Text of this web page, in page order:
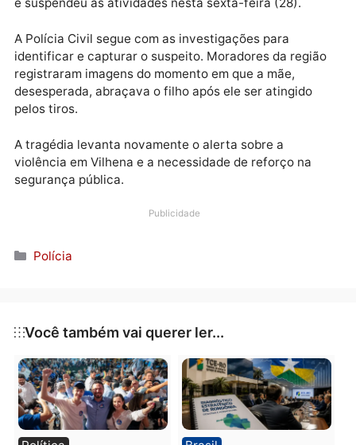
homem chegou de bicicleta e efetuou disparos
sobreviveu, enquanto Victor foi baleado fatalmente.
criminoso fugiu logo após o ataque.
A Escola Municipal Almirante Tamandaré, onde
e suspendeu as atividades nesta sexta-feira (28).
A Polícia Civil segue com as investigações para
identificar e capturar o suspeito. Moradores da
pelos tiros.
violência em Vilhena e a necessidade de reforço na
segurança pública.
Publicidade
Categorias
Polícia